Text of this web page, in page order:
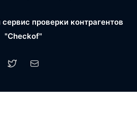
проверки контрагентов
"Checkof"